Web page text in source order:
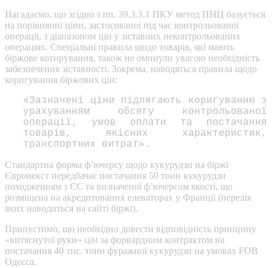
Нагадаємо, що згідно з пп. 39.3.3.1 ПКУ метод ПНЦ базується
на порівнянні ціни, застосованої під час контрольованої
операції, з діапазоном цін у зіставних неконтрольованих
операціях. Спеціальні правила щодо товарів, які мають
біржове котирування, також не оминули увагою необхідність
забезпечення зіставності. Зокрема, наводяться правила щодо
коригування біржових цін:
«Зазначені ціни підлягають коригуванню з
урахуванням обсягу контрольованої
операції, умов оплати та постачання
товарів, якісних характеристик,
транспортних витрат».
Стандартна форма ф’ючерсу щодо кукурудзи на біржі
Євронекст передбачає постачання 50 тонн кукурудзи
походженням з ЄС та визначеної ф’ючерсом якості, що
розміщена на акредитованих елеваторах у Франції (перелік
яких наводиться на сайті біржі).
Припустимо, що необхідно довести відповідність принципу
«витягнутої руки» цін за форвардним контрактом на
постачання 40 тис. тонн фуражної кукурудзи на умовах FOB
Одесса.